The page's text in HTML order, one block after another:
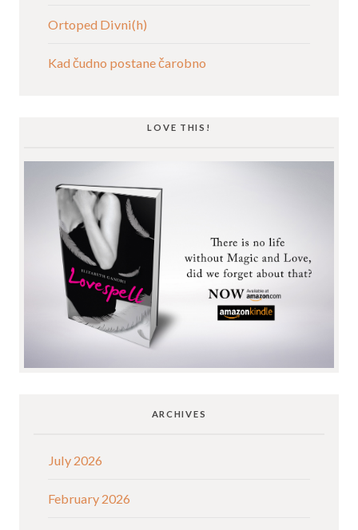
Ortoped Divni(h)
Kad čudno postane čarobno
LOVE THIS!
ARCHIVES
July 2026
February 2026